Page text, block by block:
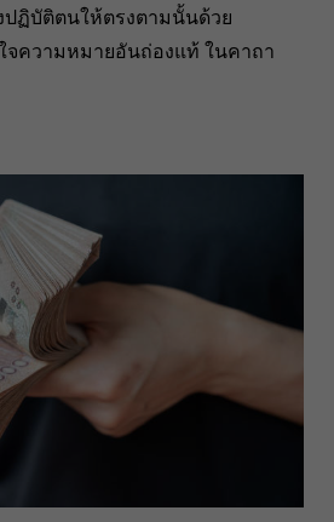
ฏิบัติตนให้ตรงตามนั้นด้วย
จความหมายอันถ่องแท้ ในคาถา